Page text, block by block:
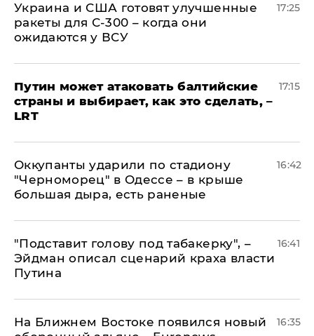
Украина и США готовят улучшенные
ракеты для С-300 – когда они
ожидаются у ВСУ
17:25
Путин может атаковать балтийские
страны и выбирает, как это сделать, –
LRT
17:15
Оккупанты ударили по стадиону
"Черноморец" в Одессе – в крыше
большая дыра, есть раненые
16:42
​"Подставит голову под табакерку", –
Эйдман описал сценарий краха власти
Путина
16:41
На Ближнем Востоке появился новый
16:35